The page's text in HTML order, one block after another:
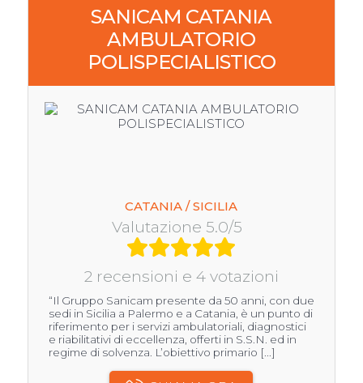
SANICAM CATANIA
AMBULATORIO
POLISPECIALISTICO
CATANIA / SICILIA
Valutazione 5.0/5
2 recensioni e 4 votazioni
“Il Gruppo Sanicam presente da 50 anni, con due
sedi in Sicilia a Palermo e a Catania, è un punto di
riferimento per i servizi ambulatoriali, diagnostici
e riabilitativi di eccellenza, offerti in S.S.N. ed in
regime di solvenza. L’obiettivo primario [...]